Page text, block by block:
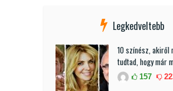
Legkedveltebb
10 színész, akiről
tudtad, hogy már
157